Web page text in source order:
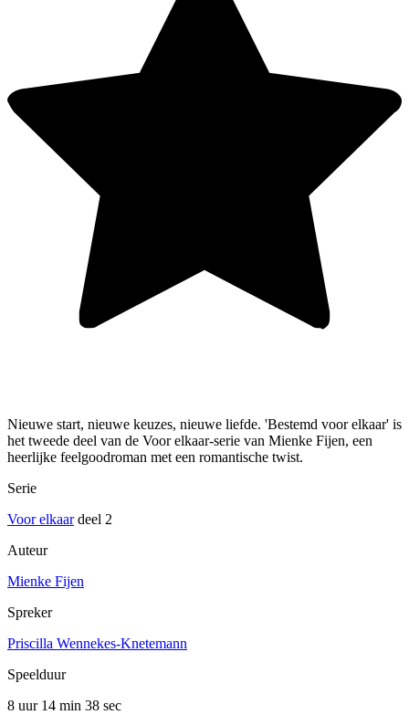
Nieuwe start, nieuwe keuzes, nieuwe liefde. 'Bestemd voor elkaar' is
het tweede deel van de Voor elkaar-serie van Mienke Fijen, een
heerlijke feelgoodroman met een romantische twist.
Serie
Voor elkaardeel 2
Auteur
Mienke Fijen
Spreker
Priscilla Wennekes-Knetemann
Speelduur
8 uur 14 min 38 sec